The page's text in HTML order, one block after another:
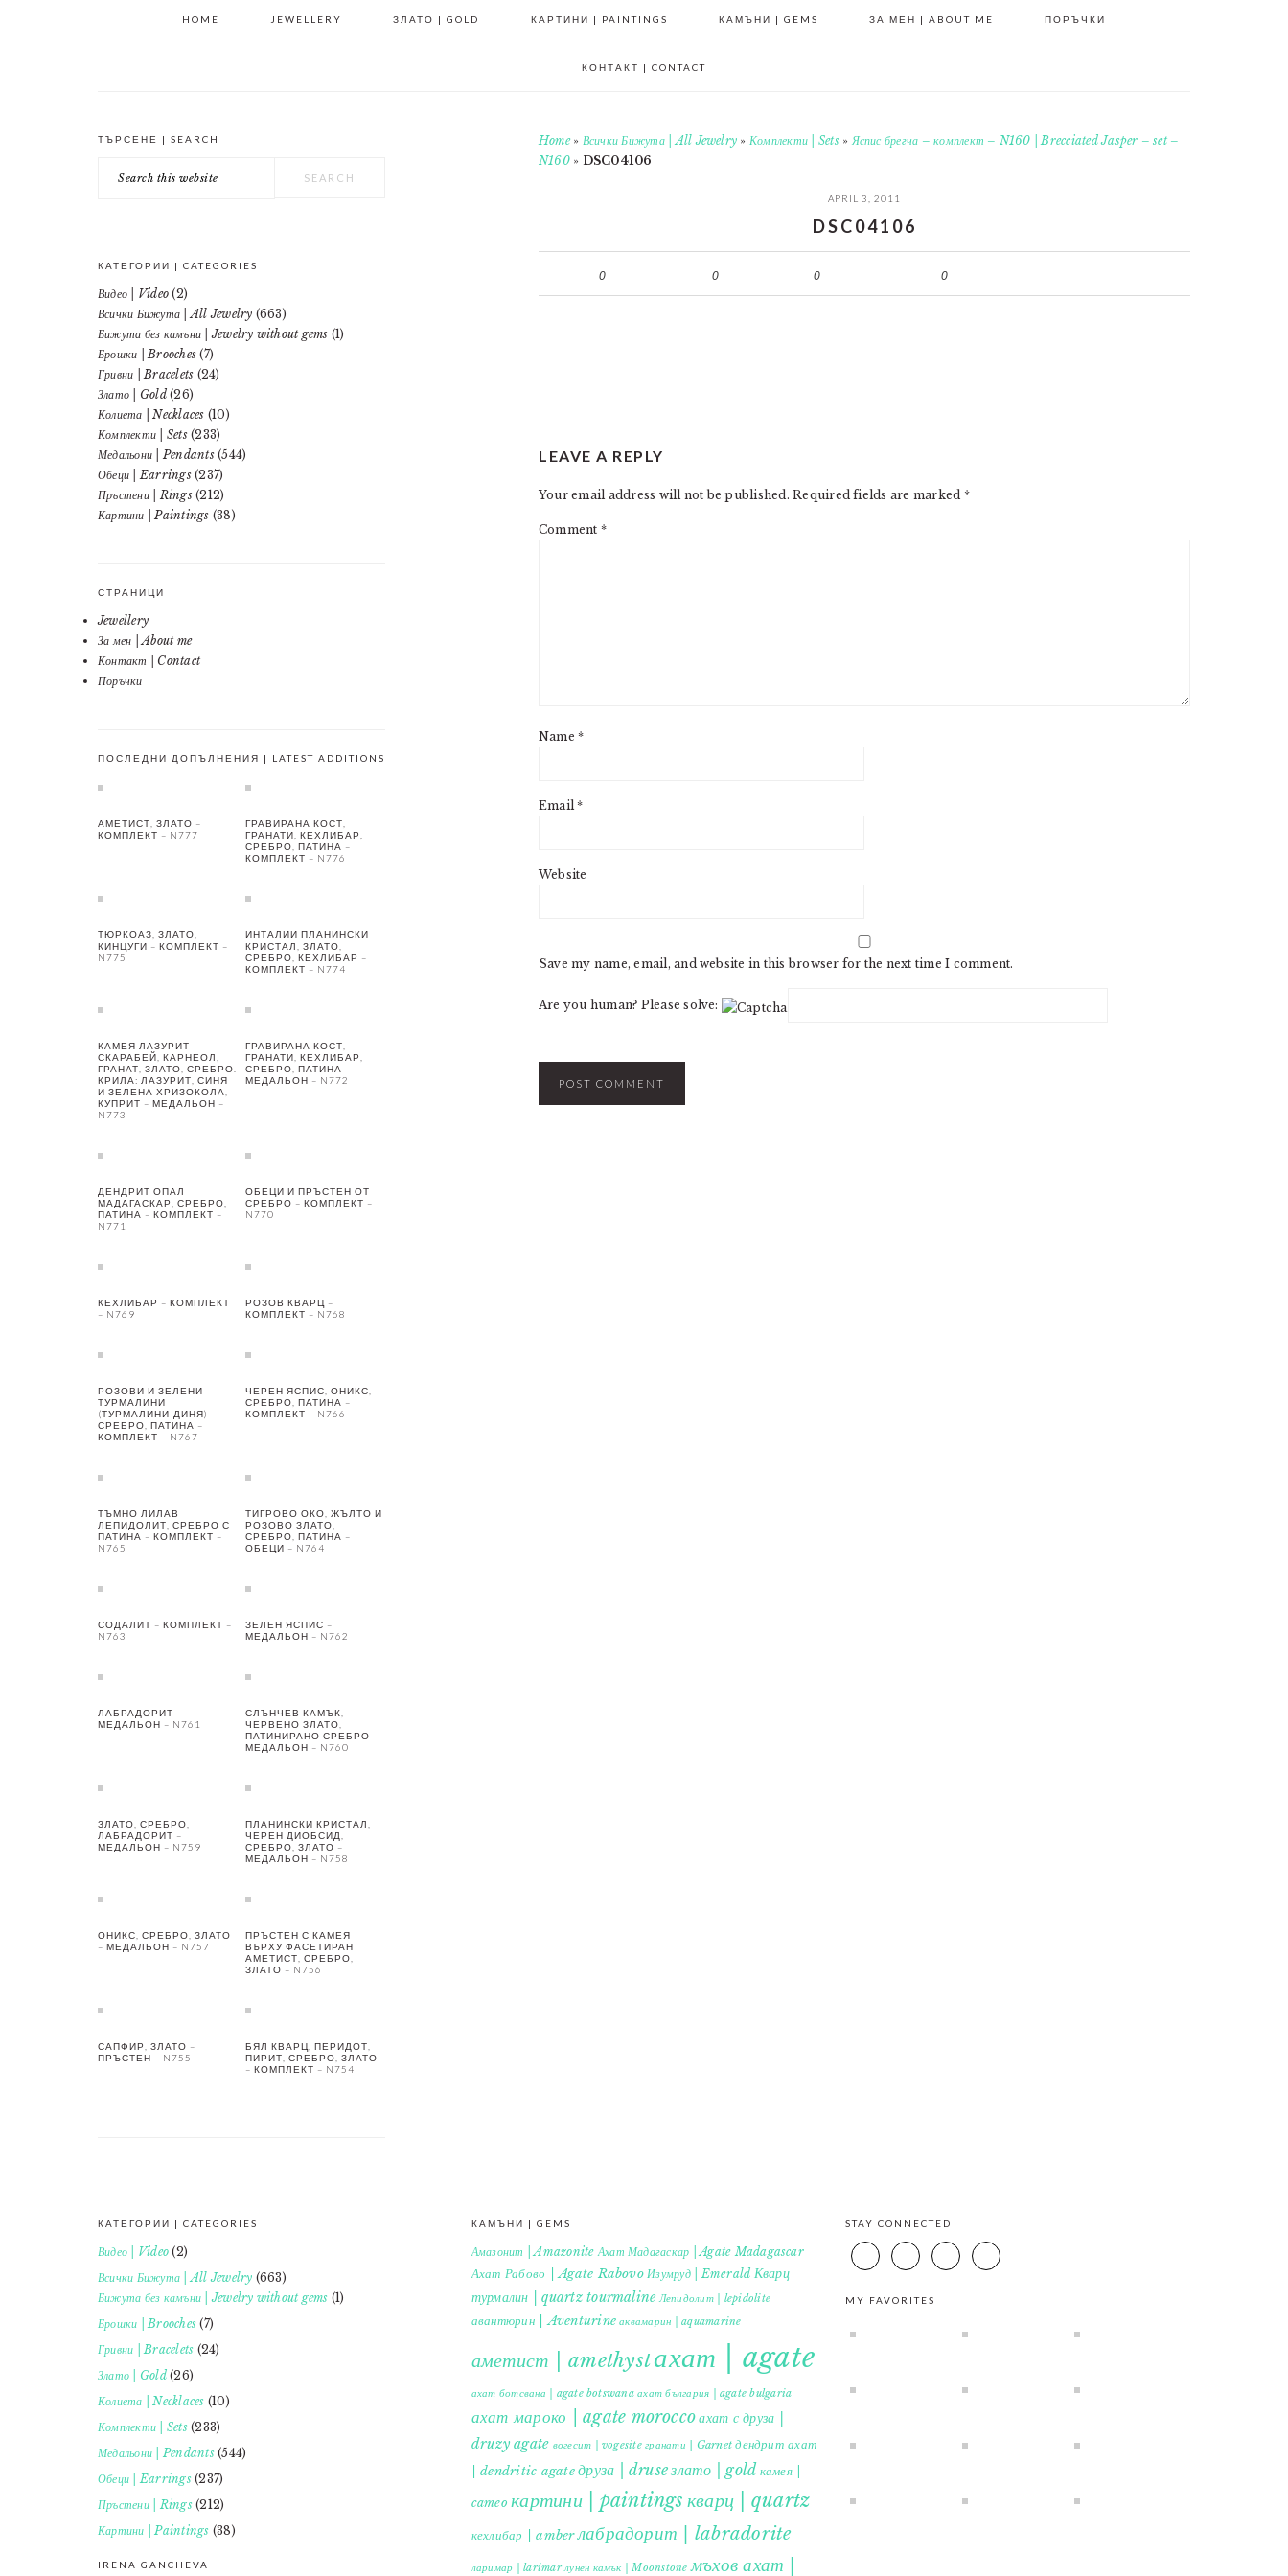
HOME JEWELLERY ЗЛАТО | GOLD КАРТИНИ | PAINTINGS КАМЪНИ | GEMS ЗА МЕН | ABOUT ME ПОРЪЧКИ
КОНТАКТ | CONTACT
Home» Всички Бижута | All Jewelry » Комплекти | Sets»Яспис брегча – комплект – N160 | Brecciated Jasper – set –
N160» DSC04106
APRIL 3, 2011
DSC04106
0 0 0 0
INTERACTIONS
LEAVE A REPLY
Your email address will not be published. Required fields are marked *
Comment *
Name*
Email*
Website
Save my name, email, and website in this browser for the next time I comment.
Are you human? Please solve:
PRIMARY
SIDEBAR
ТЪРСЕНЕ | SEARCH
this
КАТЕГОРИИ | CATEGORIES
Видео | Video (2)
Всички Бижута | All Jewelry (663)
Бижута без камъни | Jewelry without gems (1)
Брошки | Brooches (7)
Гривни | Bracelets (24)
Злато | Gold(26)
Колиета | Necklaces (10)
Комплекти | Sets(233)
Медальони | Pendants(544)
Обеци | Earrings(237)
Пръстени | Rings(212)
Картини | Paintings (38)
СТРАНИЦИ
Jewellery
За мен | About me
Контакт | Contact
Поръчки
ПОСЛЕДНИ ДОПЪЛНЕНИЯ | LATEST ADDITIONS
АМЕТИСТ, ЗЛАТО –
КОМПЛЕКТ – N777
ГРАВИРАНА КОСТ,
ГРАНАТИ, КЕХЛИБАР,
СРЕБРО, ПАТИНА –
КОМПЛЕКТ – N776
ТЮРКОАЗ, ЗЛАТО,
КИНЦУГИ – КОМПЛЕКТ –
N775
ИНТАЛИИ ПЛАНИНСКИ
КРИСТАЛ, ЗЛАТО,
СРЕБРО, КЕХЛИБАР –
КОМПЛЕКТ – N774
КАМЕЯ ЛАЗУРИТ –
СКАРАБЕЙ, КАРНЕОЛ,
ГРАНАТ, ЗЛАТО, СРЕБРО.
КРИЛА: ЛАЗУРИТ, СИНЯ
И ЗЕЛЕНА ХРИЗОКОЛА,
КУПРИТ – МЕДАЛЬОН –
N773
ГРАВИРАНА КОСТ,
ГРАНАТИ, КЕХЛИБАР,
СРЕБРО, ПАТИНА –
МЕДАЛЬОН – N772
ДЕНДРИТ ОПАЛ
МАДАГАСКАР, СРЕБРО,
ПАТИНА – КОМПЛЕКТ –
N771
ОБЕЦИ И ПРЪСТЕН ОТ
СРЕБРО – КОМПЛЕКТ –
N770
КЕХЛИБАР – КОМПЛЕКТ
– N769
РОЗОВ КВАРЦ –
КОМПЛЕКТ – N768
РОЗОВИ И ЗЕЛЕНИ
ТУРМАЛИНИ
(ТУРМАЛИНИ-ДИНЯ)
СРЕБРО, ПАТИНА –
КОМПЛЕКТ – N767
ЧЕРЕН ЯСПИС, ОНИКС,
СРЕБРО, ПАТИНА –
КОМПЛЕКТ – N766
ТЪМНО ЛИЛАВ
ЛЕПИДОЛИТ, СРЕБРО С
ПАТИНА – КОМПЛЕКТ –
N765
ТИГРОВО ОКО, ЖЪЛТО И
РОЗОВО ЗЛАТО,
СРЕБРО, ПАТИНА –
ОБЕЦИ – N764
СОДАЛИТ – КОМПЛЕКТ –
N763
ЗЕЛЕН ЯСПИС –
МЕДАЛЬОН – N762
ЛАБРАДОРИТ –
МЕДАЛЬОН – N761
СЛЪНЧЕВ КАМЪК,
ЧЕРВЕНО ЗЛАТО,
ПАТИНИРАНО СРЕБРО –
МЕДАЛЬОН – N760
ЗЛАТО, СРЕБРО,
ЛАБРАДОРИТ –
МЕДАЛЬОН – N759
ПЛАНИНСКИ КРИСТАЛ,
ЧЕРЕН ДИОБСИД,
СРЕБРО, ЗЛАТО –
МЕДАЛЬОН – N758
ОНИКС, СРЕБРО, ЗЛАТО
– МЕДАЛЬОН – N757
ПРЪСТЕН С КАМЕЯ
ВЪРХУ ФАСЕТИРАН
АМЕТИСТ, СРЕБРО,
ЗЛАТО – N756
САПФИР, ЗЛАТО –
ПРЪСТЕН – N755
БЯЛ КВАРЦ, ПЕРИДОТ,
ПИРИТ, СРЕБРО, ЗЛАТО
– КОМПЛЕКТ – N754
КАТЕГОРИИ | CATEGORIES
Видео | Video (2)
Всички Бижута | All Jewelry (663)
Бижута без камъни | Jewelry without gems (1)
Брошки | Brooches (7)
Гривни | Bracelets (24)
Злато | Gold(26)
Колиета | Necklaces (10)
Комплекти | Sets(233)
Медальони | Pendants(544)
Обеци | Earrings(237)
Пръстени | Rings(212)
Картини | Paintings (38)
IRENA GANCHEVA
КАМЪНИ | GEMS
Амазонит | Amazonite Ахат Мадагаскар | Agate Madagascar
Ахат Рабово | Agate Rabovo Изумруд | Emerald Кварц
турмалин | quartz tourmaline Лепидолит | lepidolite
авантюрин | Aventurine аквамарин | aquamarine
аметист | amethystахат | agate
ахат ботсвана | agate botswana ахат българия | agate bulgaria
ахат мароко | agate moroccoахат с друза |
druzy agate вогесит | vogesite гранати | Garnet дендрит ахат
| dendritic agateдруза | druseзлато | gold камея |
cameo картини | paintings кварц | quartz
кехлибар | amberлабрадорит | labradorite
ларимар | larimar лунен камък | Moonstone мъхов ахат |
STAY CONNECTED
MY FAVORITES